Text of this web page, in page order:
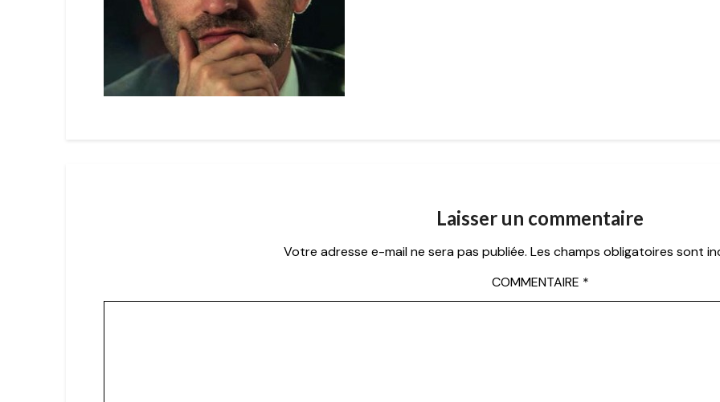
Laisser un commentaire
Votre adresse e-mail ne sera pas publiée. Les champs obligatoires sont
COMMENTAIRE *